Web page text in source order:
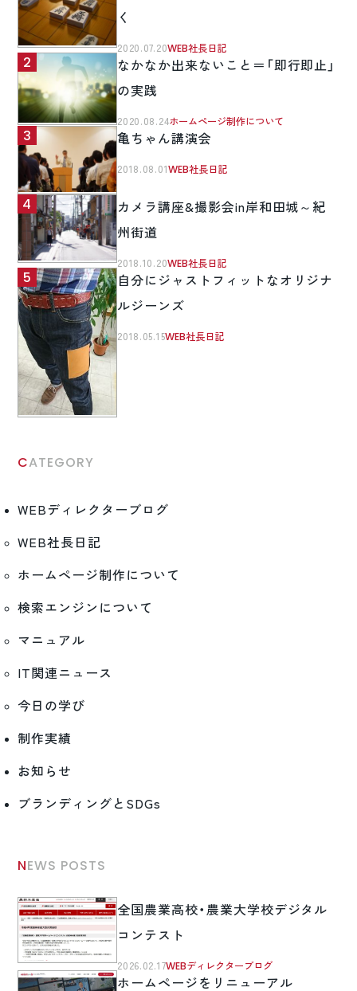
く
2020.07.20WEB社長日記
なかなか出来ないこと＝「即行即止」
の実践
2020.08.24ホームページ制作について
亀ちゃん講演会
2018.08.01WEB社長日記
カメラ講座&撮影会in岸和田城～紀
州街道
2018.10.20WEB社長日記
自分にジャストフィットなオリジナ
ルジーンズ
2018.05.15WEB社長日記
CATEGORY
WEBディレクターブログ
WEB社長日記
ホームページ制作について
検索エンジンについて
マニュアル
IT関連ニュース
今日の学び
制作実績
お知らせ
ブランディングとSDGs
NEWS POSTS
全国農業高校・農業大学校デジタル
コンテスト
2026.02.17WEBディレクターブログ
ホームページをリニューアル